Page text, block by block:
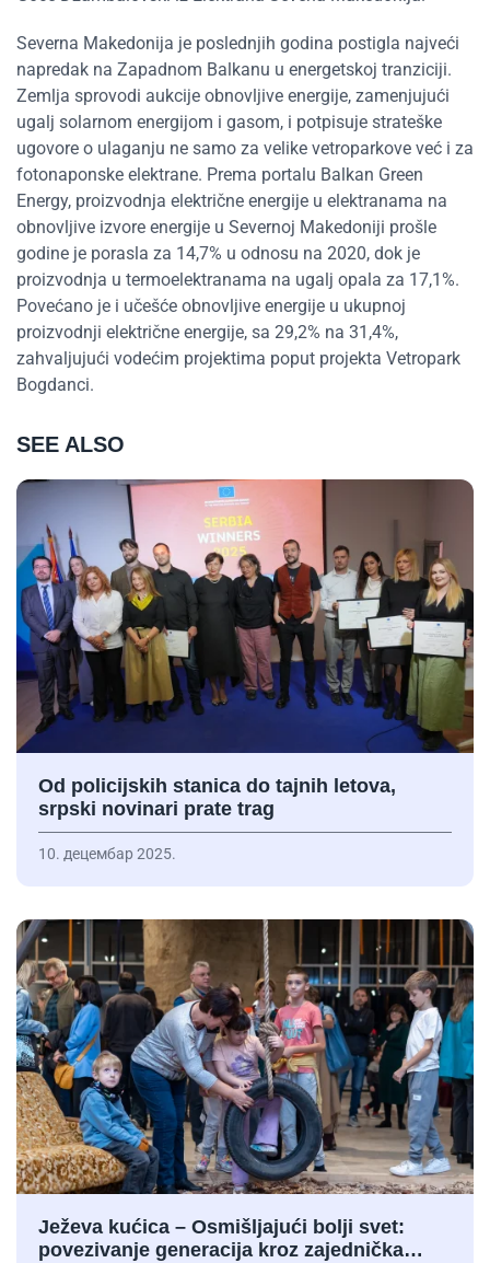
Severna Makedonija je poslednjih godina postigla najveći
napredak na Zapadnom Balkanu u energetskoj tranziciji.
Zemlja sprovodi aukcije obnovljive energije, zamenjujući
ugalj solarnom energijom i gasom, i potpisuje strateške
ugovore o ulaganju ne samo za velike vetroparkove već i za
fotonaponske elektrane. Prema portalu Balkan Green
Energy, proizvodnja električne energije u elektranama na
obnovljive izvore energije u Severnoj Makedoniji prošle
godine je porasla za 14,7% u odnosu na 2020, dok je
proizvodnja u termoelektranama na ugalj opala za 17,1%.
Povećano je i učešće obnovljive energije u ukupnoj
proizvodnji električne energije, sa 29,2% na 31,4%,
zahvaljujući vodećim projektima poput projekta Vetropark
Bogdanci.
SEE ALSO
Od policijskih stanica do tajnih letova,
srpski novinari prate trag
10. децембар 2025.
Ježeva kućica – Osmišljajući bolji svet:
povezivanje generacija kroz zajednička…